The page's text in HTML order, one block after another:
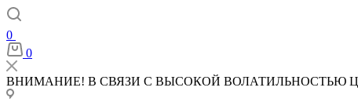
0
0
ВНИМАНИЕ! В СВЯЗИ С ВЫСОКОЙ ВОЛАТИЛЬНОСТЬЮ